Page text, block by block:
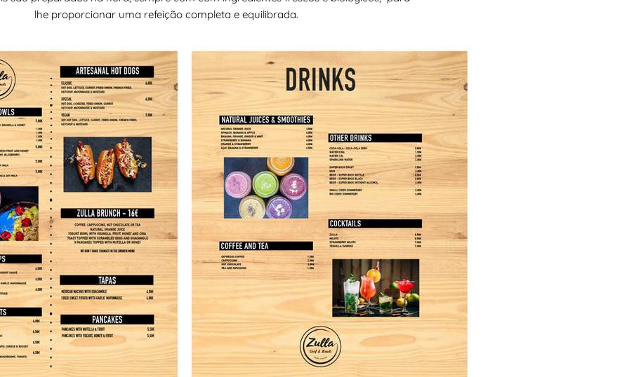
lhe proporcionar uma refeição completa e equilibrada.